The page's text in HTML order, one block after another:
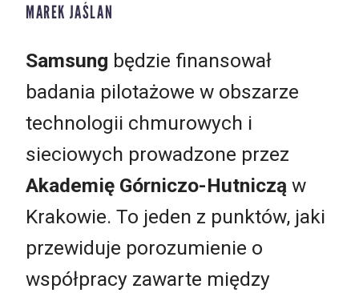
MAREK JAŚLAN
Samsung będzie finansował
badania pilotażowe w obszarze
technologii chmurowych i
sieciowych prowadzone przez
Akademię Górniczo-Hutniczą w
Krakowie. To jeden z punktów, jaki
przewiduje porozumienie o
współpracy zawarte między